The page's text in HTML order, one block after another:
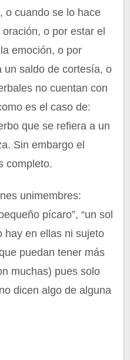
o cuando se lo hace
o por estar el
emoción, o por
un saldo de cortesía, o
no cuentan con
es el caso de:
que se refiera a un
Sin embargo el
completo.
unimembres:
pícaro”, “un sol
hay en ellas ni sujeto
puedan tener más
muchas) pues solo
dicen algo de alguna